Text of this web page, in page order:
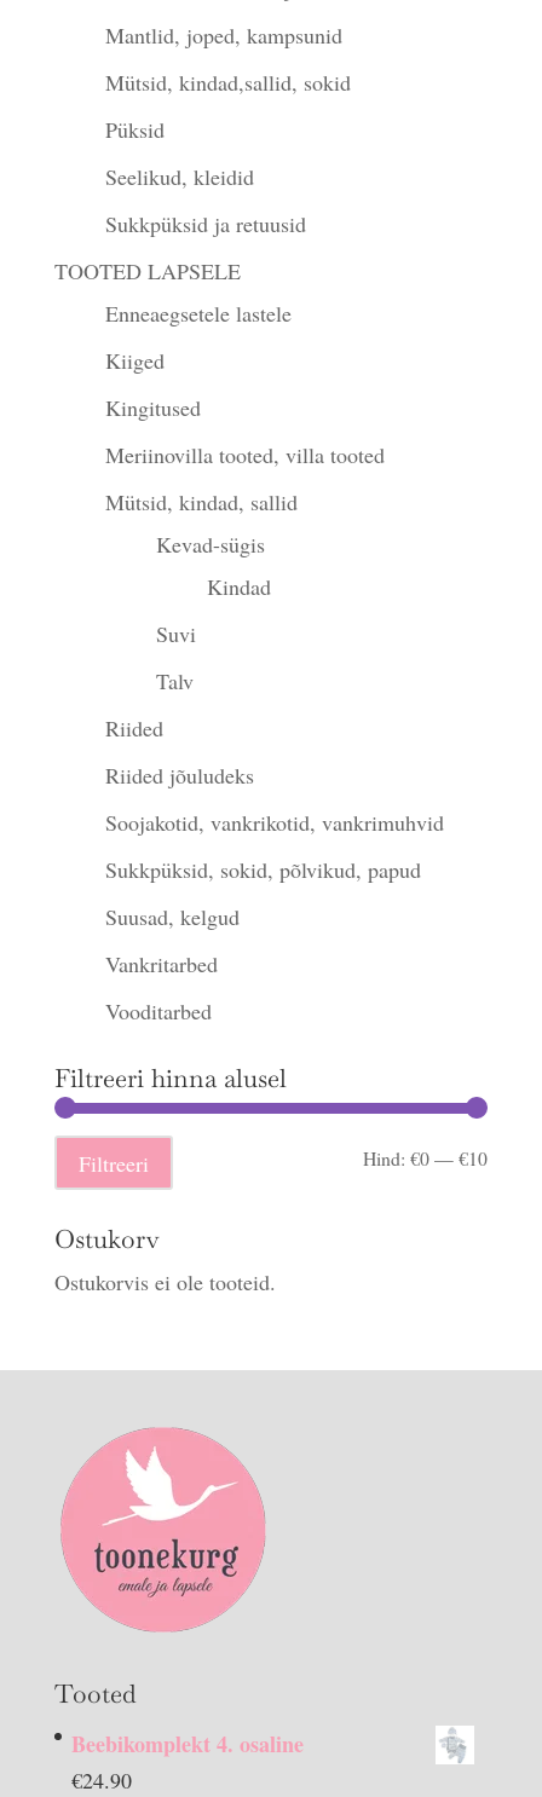
Mantlid, joped, kampsunid
Mütsid, kindad,sallid, sokid
Püksid
Seelikud, kleidid
Sukkpüksid ja retuusid
TOOTED LAPSELE
Enneaegsetele lastele
Kiiged
Kingitused
Meriinovilla tooted, villa tooted
Mütsid, kindad, sallid
Kevad-sügis
Kindad
Suvi
Talv
Riided
Riided jõuludeks
Soojakotid, vankrikotid, vankrimuhvid
Sukkpüksid, sokid, põlvikud, papud
Suusad, kelgud
Vankritarbed
Vooditarbed
Filtreeri hinna alusel
Filtreeri Hind:€0—€10
Ostukorv
Ostukorvis ei ole tooteid.
Tooted
Beebikomplekt 4. osaline
€24.90